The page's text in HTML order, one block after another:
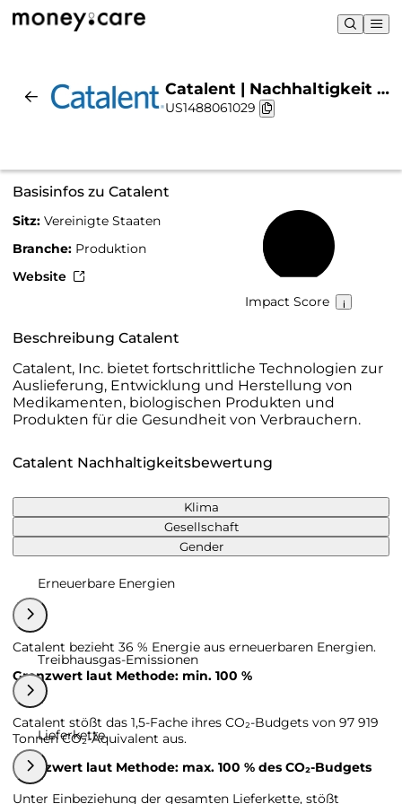
Catalent | Nachhaltigkeit &
Chart
US1488061029
Basisinfos zu Catalent
Sitz: Vereinigte Staaten
Branche: Produktion
Website
Impact Score
Beschreibung Catalent
Catalent, Inc. bietet fortschrittliche Technologien zur
Auslieferung, Entwicklung und Herstellung von
Medikamenten, biologischen Produkten und
Produkten für die Gesundheit von Verbrauchern.
Catalent Nachhaltigkeitsbewertung
Klima
Gesellschaft
Gender
Erneuerbare Energien
Catalent bezieht 36 % Energie aus erneuerbaren Energien.
Grenzwert laut Methode: min. 100 %
Treibhausgas-Emissionen
Catalent stößt das 1,5-Fache ihres CO₂-Budgets von 97 919
Tonnen CO₂-Äquivalent aus.
Grenzwert laut Methode: max. 100 % des CO₂-Budgets
Lieferkette
Unter Einbeziehung der gesamten Lieferkette, stößt